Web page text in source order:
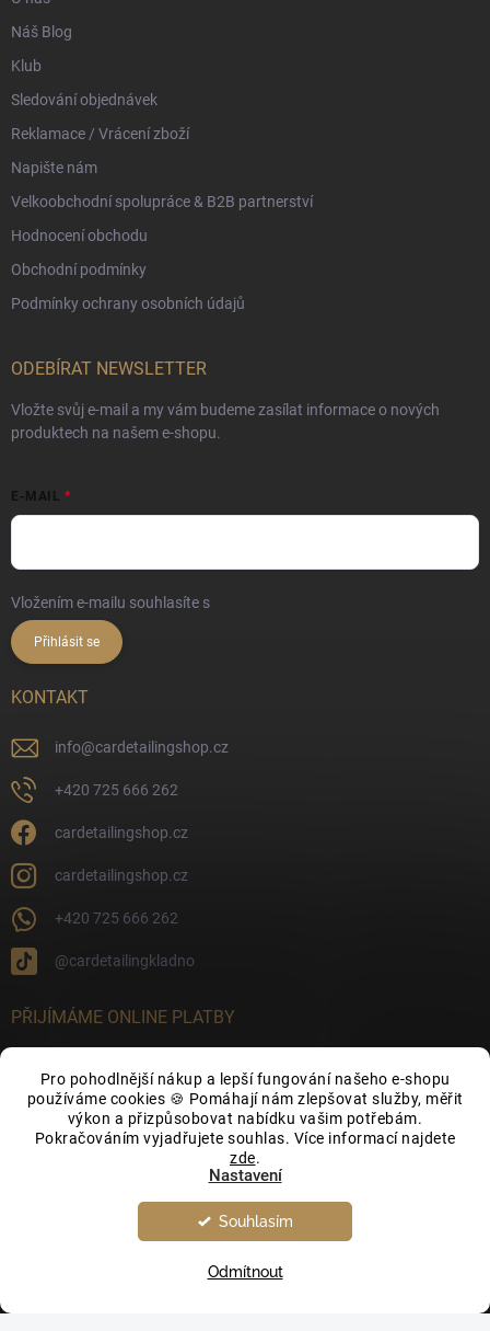
Pro pohodlnější nákup a lepší fungování našeho e-shopu
používáme cookies 🍪 Pomáhají nám zlepšovat služby, měřit
výkon a přizpůsobovat nabídku vašim potřebám.
Pokračováním vyjadřujete souhlas. Více informací najdete
zde.
Nastavení
Odmítnout
Souhlasím
Náš Blog
Klub
Sledování objednávek
Reklamace / Vrácení zboží
Napište nám
Velkoobchodní spolupráce & B2B partnerství
Hodnocení obchodu
Obchodní podmínky
Podmínky ochrany osobních údajů
ODEBÍRAT NEWSLETTER
Vložte svůj e-mail a my vám budeme zasílat informace o nových
produktech na našem e-shopu.
E-MAIL
Vložením e-mailu souhlasíte s
Přihlásit se
KONTAKT
info@cardetailingshop.cz
+420 725 666 262
cardetailingshop.cz
cardetailingshop.cz
+420 725 666 262
@cardetailingkladno
PŘIJÍMÁME ONLINE PLATBY
FACEBOOK
CarDetailingShop.cz. Všechna práva vyhrazena.